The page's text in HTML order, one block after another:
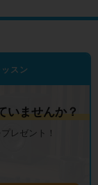
スン
いませんか？
レゼント！